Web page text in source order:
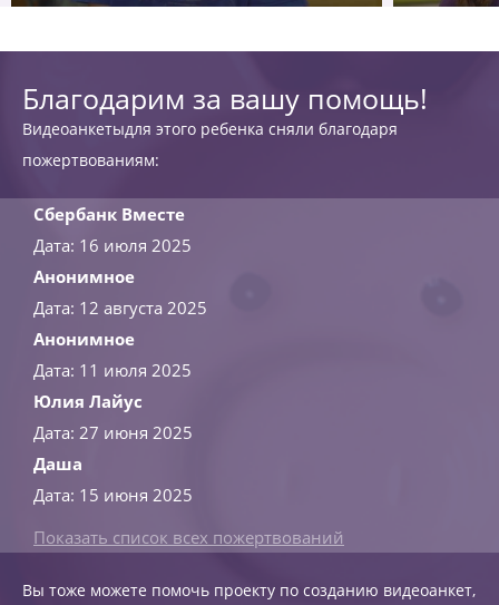
Благодарим за вашу помощь!
Видеоанкетыдля этого ребенка сняли благодаря
пожертвованиям:
Сбербанк Вместе
Дата: 16 июля 2025
Анонимное
Дата: 12 августа 2025
Анонимное
Дата: 11 июля 2025
Юлия Лайус
Дата: 27 июня 2025
Даша
Дата: 15 июня 2025
Показать список всех пожертвований
Вы тоже можете помочь проекту по созданию видеоанкет,